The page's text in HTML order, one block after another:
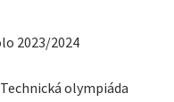
2023/2024
Technická olympiáda